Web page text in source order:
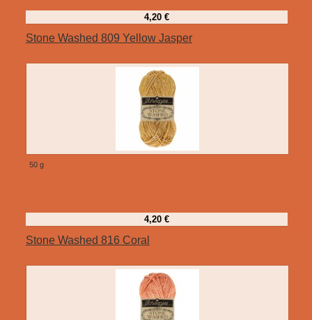
4,20 €
Stone Washed 809 Yellow Jasper
50 g
4,20 €
Stone Washed 816 Coral